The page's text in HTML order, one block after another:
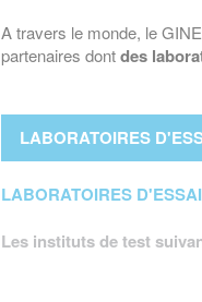
A travers le monde, le
partenaires dontdes
LABORATOIRES
LABORATOIRES
Les instituts de test